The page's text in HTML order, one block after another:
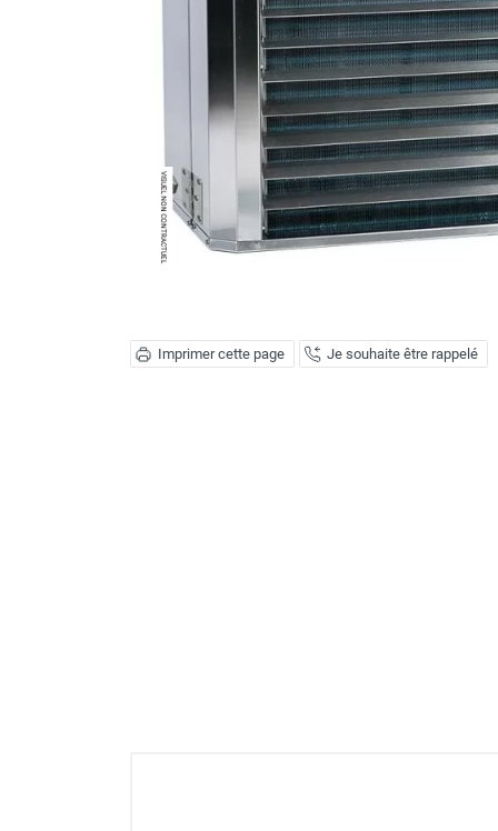
Ventilateur industriel
Ventilateur de chantier
Ventilateur centrifuge
Ventilateur de sol
Ventilateur sur pied
Ventilateur de bureau
Ventilateur de table
Extracteur d'air mural
Extracteur d'air mural hélicoïde
Extracteur d'air mural centrifuge
Déstratificateur ventilateur de
plafond
Imprimer cette page Je souhaite être rappelé